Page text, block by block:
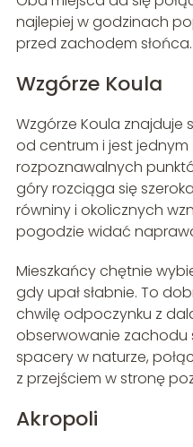
najlepiej w godzinach
przed zachodem słońca.
Wzgórze Koula
Wzgórze Koula znajduje
od centrum i jest jednym
rozpoznawalnych
góry rozciąga się
równiny i okolicznych
pogodzie widać
Mieszkańcy chętnie
gdy upał słabnie. To
chwilę odpoczynku z
obserwowanie zachodu
spacery w naturze,
z przejściem w stronę
Akropoli